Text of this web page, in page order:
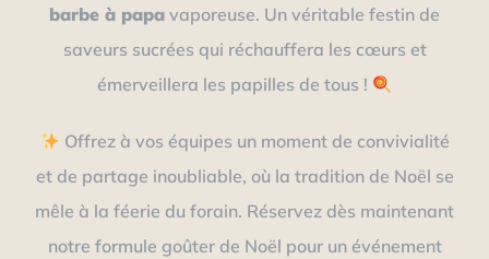
barbe à papa vaporeuse. Un véritable festin de
saveurs sucrées qui réchauffera les cœurs et
émerveillera les papilles de tous !
Offrez à vos équipes un moment de convivialité
et de partage inoubliable, où la tradition de Noël se
mêle à la féerie du forain. Réservez dès maintenant
notre formule goûter de Noël pour un événement